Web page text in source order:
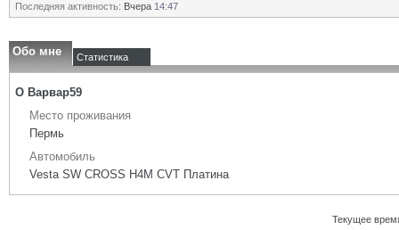
Последняя активность: Вчера 14:47
Обо мне Статистика
О Варвар59
Место проживания
Пермь
Автомобиль
Vesta SW CROSS H4M CVT Платина
Текущее